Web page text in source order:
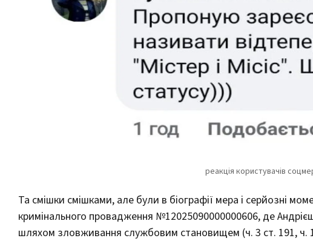
Та смішки смішками, але були в біографії мера і серйозні
кримінального провадження №12025090000000606, де
шляхом зловживання службовим становищем (ч. 3 ст. 191, ч.